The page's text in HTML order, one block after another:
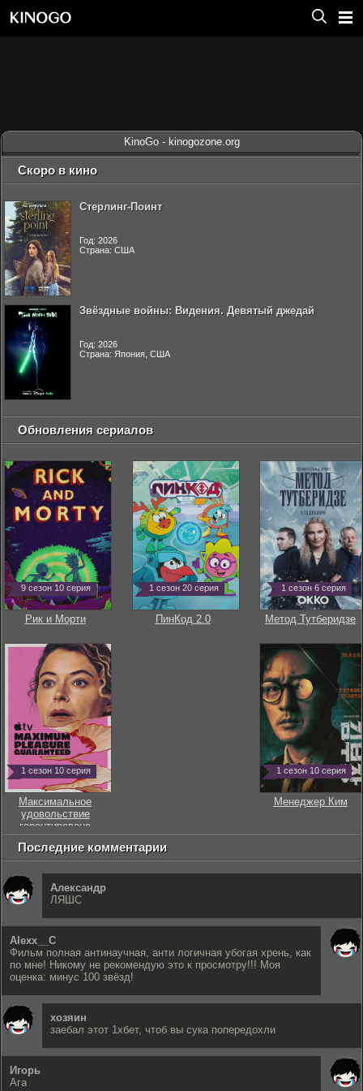
KinoGo - kinogozone.org
Скоро в кино
Стерлинг-Поинт
Год: 2026
Страна: США
Звёздные войны: Видения. Девятый джедай
Год: 2026
Страна: Япония, США
Обновления сериалов
9 сезон 10 серия
Рик и Морти
1 сезон 20 серия
ПинКод 2.0
1 сезон 6 серия
Метод Тутберидзе
1 сезон 10 серия
Максимальное
удовольствие
гарантировано
1 сезон 10 серия
Менеджер Ким
Последние комментарии
Александр
ЛЯШС
Alexx__C
Фильм полная антинаучная, анти логичная убогая хрень, как
по мне! Никому не рекомендую это к просмотру!!! Моя
оценка: минус 100 звёзд!
хозяин
заебал этот 1хбет, чтоб вы сука попередохли
Игорь
Ага